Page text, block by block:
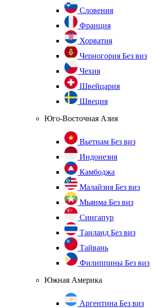
Словения
Франция
Хорватия
Черногория Без виз
Чехия
Швейцария
Швеция
Юго-Восточная Азия
Вьетнам Без виз
Индонезия
Камбоджа
Малайзия Без виз
Мьянма Без виз
Сингапур
Таиланд Без виз
Тайвань
Филиппины Без виз
Южная Америка
Аргентина Без виз